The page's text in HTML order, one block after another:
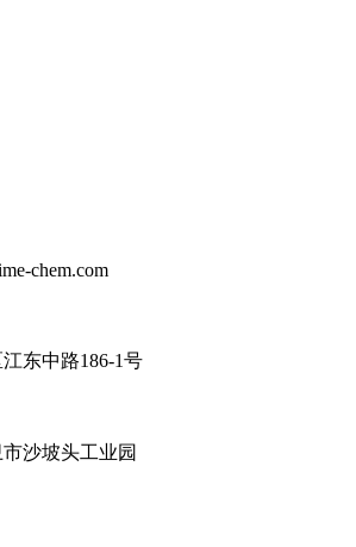
chem.com
东中路186-1号
沙坡头工业园